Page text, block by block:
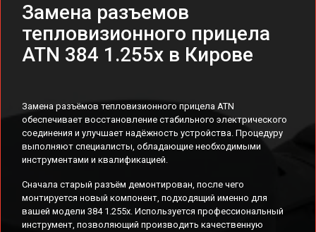
Замена разъемов
тепловизионного прицела
ATN 384 1.255x в Кирове
Замена разъёмов тепловизионного прицела ATN
обеспечивает восстановление стабильного электрического
соединения и улучшает надёжность устройства. Процедуру
выполняют специалисты, обладающие необходимыми
инструментами и квалификацией.
Сначала старый разъём демонтирован, после чего
монтируется новый компонент, подходящий именно для
вашей модели 384 1.255x. Используется профессиональный
инструмент, позволяющий производить качественную